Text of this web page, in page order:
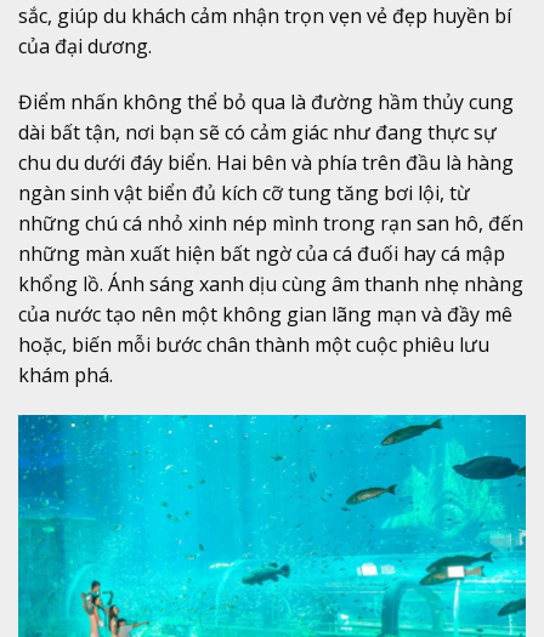
sắc, giúp du khách cảm nhận trọn vẹn vẻ đẹp huyền bí
của đại dương.
Điểm nhấn không thể bỏ qua là đường hầm thủy cung
dài bất tận, nơi bạn sẽ có cảm giác như đang thực sự
chu du dưới đáy biển. Hai bên và phía trên đầu là hàng
ngàn sinh vật biển đủ kích cỡ tung tăng bơi lội, từ
những chú cá nhỏ xinh nép mình trong rạn san hô, đến
những màn xuất hiện bất ngờ của cá đuối hay cá mập
khổng lồ. Ánh sáng xanh dịu cùng âm thanh nhẹ nhàng
của nước tạo nên một không gian lãng mạn và đầy mê
hoặc, biến mỗi bước chân thành một cuộc phiêu lưu
khám phá.